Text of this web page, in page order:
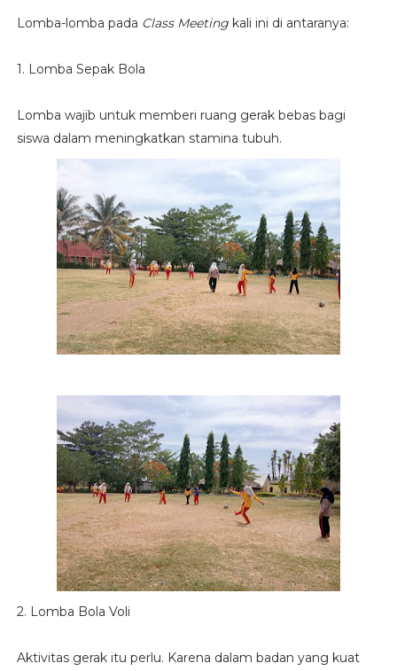
Lomba-lomba pada Class Meetingkali ini di antaranya:
1. Lomba Sepak Bola
Lomba wajib untuk memberi ruang gerak bebas bagi
siswa dalam meningkatkan stamina tubuh.
2. Lomba Bola Voli
Aktivitas gerak itu perlu. Karena dalam badan yang kuat